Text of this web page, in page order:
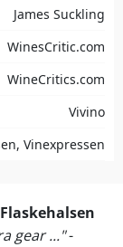
James Suckling
WinesCritic.com
WineCritics.com
Vivino
Vinexpressen
Flaskehalsen
gear ..."-